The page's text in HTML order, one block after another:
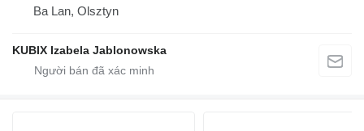
Ba Lan, Olsztyn
KUBIX Izabela Jablonowska